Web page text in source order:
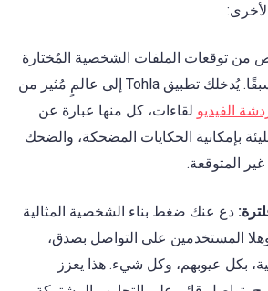
من توقعات الملفات الشخصية المُختارة
والعلاقات المُحددة مسبقًا. يُدخلك تطبيق Tohla إلى عالمٍ مُثير من
الفيديو لقاءات، كل منها عبارة عن
بإمكانية الحكايات المضحكة، والضحك
المتوقعة.
دع عنك ضغط بناء الشخصية المثالية
المستخدمين على التواصل بصدق،
بكل عيوبهم، وكل شيء. هذا يعزز